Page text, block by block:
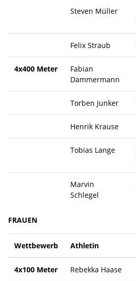
Steven Müller
Felix Straub
4x400 Meter
Fabian
Dammermann
Torben Junker
Henrik Krause
Tobias Lange
Marvin
Schlegel
FRAUEN
Wettbewerb Athletin
4x100 Meter Rebekka Haase